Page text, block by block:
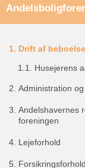
1. Drift af
1.1. Husejerens
2. Administration
3. Andelshavernes
foreningen
4. Lejeforhold
5. Forsikringsforhold